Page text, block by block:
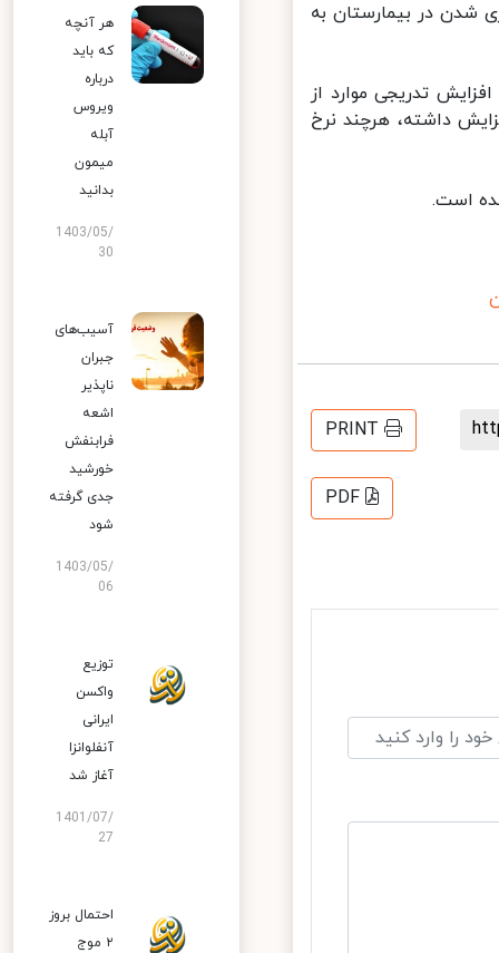
در بیمارستان به
تدریجی موارد از
مبتلایان نسبت به هفته قبل ۱۱ درصد افزایش داشته، هرچند نرخ
است.
PRINT
PDF
هر آنچه
که باید
درباره
ویروس
آبله
میمون
بدانید
1403/05/
30
آسیب‌های
جبران
ناپذیر
اشعه
فرابنفش
خورشید
جدی گرفته
شود
1403/05/
06
توزیع
واکسن
ایرانی
آنفلوانزا
آغاز شد
1401/07/
27
احتمال بروز
۲ موج